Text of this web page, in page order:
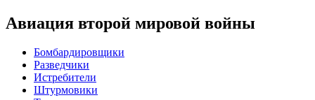
Авиация второй мировой войны
Бомбардировщики
Разведчики
Истребители
Штурмовики